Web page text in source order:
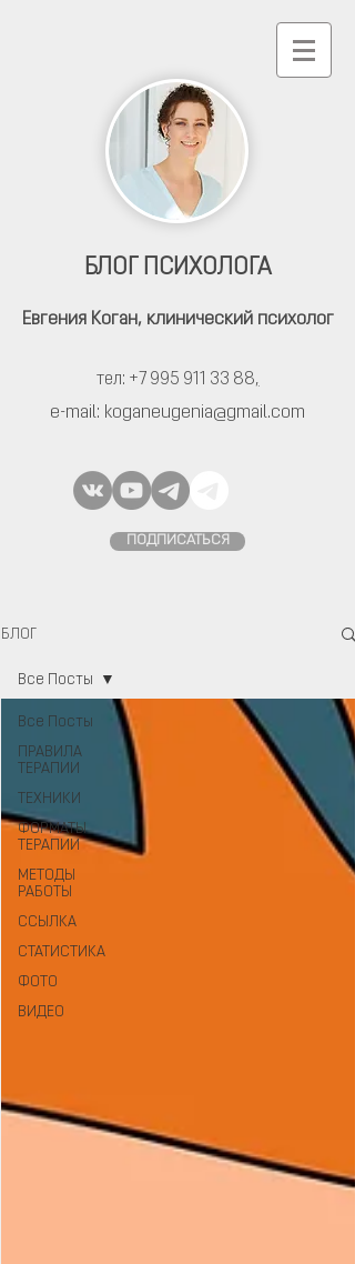
БЛОГ ПСИХОЛОГА
тел: +7 995 911 33 88,
e-mail: koganeugenia@gmail.com
ПОДПИСАТЬСЯ
Евгения Коган, клинический психолог
БЛОГ
Все Посты
ПРАВИЛА
ТЕРАПИИ
ТЕХНИКИ
ФОРМАТЫ
ТЕРАПИИ
МЕТОДЫ
РАБОТЫ
ССЫЛКА
СТАТИСТИКА
ФОТО
ВИДЕО
Все Посты